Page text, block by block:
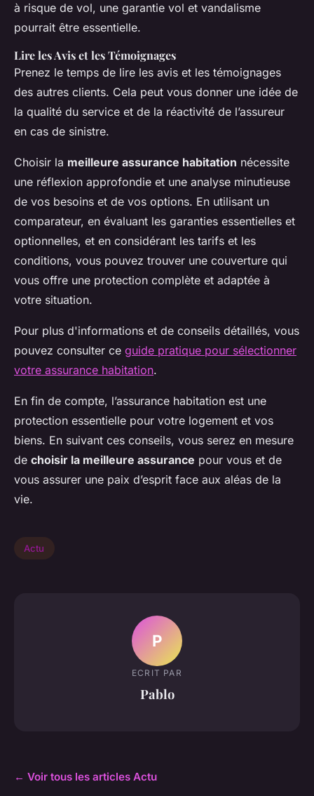
à risque de vol, une garantie vol et vandalisme
pourrait être essentielle.
Lire les Avis et les Témoignages
Prenez le temps de lire les avis et les témoignages
des autres clients. Cela peut vous donner une idée de
la qualité du service et de la réactivité de l’assureur
en cas de sinistre.
Choisir la meilleure assurance habitation nécessite
une réflexion approfondie et une analyse minutieuse
de vos besoins et de vos options. En utilisant un
comparateur, en évaluant les garanties essentielles et
optionnelles, et en considérant les tarifs et les
conditions, vous pouvez trouver une couverture qui
vous offre une protection complète et adaptée à
votre situation.
Pour plus d'informations et de conseils détaillés, vous
pouvez consulter ce guide pratique pour sélectionner
votre assurance habitation.
En fin de compte, l’assurance habitation est une
protection essentielle pour votre logement et vos
biens. En suivant ces conseils, vous serez en mesure
de choisir la meilleure assurance pour vous et de
vous assurer une paix d’esprit face aux aléas de la
vie.
Actu
P
ECRIT PAR
Pablo
← Voir tous les articles Actu